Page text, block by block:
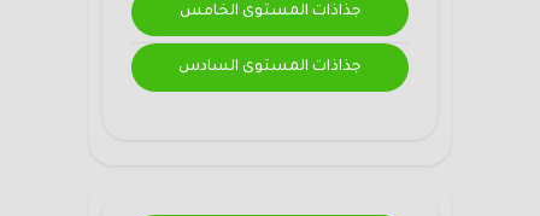
جذاذات المستوى الخامس
جذاذات المستوى السادس